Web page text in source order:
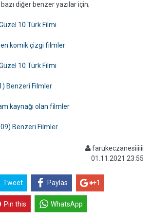
diğer benzer yazılar için;
10 Türk Filmi
komik çizgi filmler
10 Türk Filmi
Benzeri Filmler
kaynağı olan filmler
Benzeri Filmler
farukeczanesiiiiii
01.11.2021 23:55
Tweet Paylas +1
Pin this WhatsApp